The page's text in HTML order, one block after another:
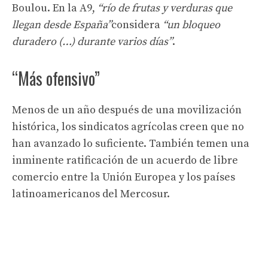
Boulou. En la A9, “río de frutas y verduras que
llegan desde España”considera “un bloqueo
duradero (…) durante varios días”.
“Más ofensivo”
Menos de un año después de una movilización
histórica, los sindicatos agrícolas creen que no
han avanzado lo suficiente. También temen una
inminente ratificación de un acuerdo de libre
comercio entre la Unión Europea y los países
latinoamericanos del Mercosur.